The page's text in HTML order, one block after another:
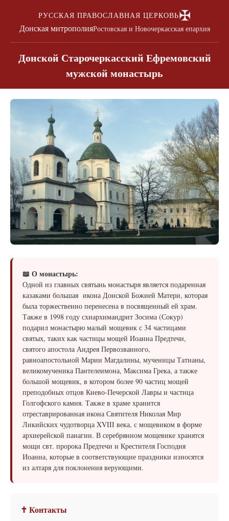
РУССКАЯ ПРАВОСЛАВНАЯ ЦЕРКОВЬ✠
Донская митрополияРостовская и Новочеркасская епархия
Донской Старочеркасский Ефремовский
мужской монастырь
📖 О монастырь:
Одной из главных святынь монастыря является подаренная
казаками большая икона Донской Божией Матери, которая
была торжественно перенесена в посвященный ей храм.
Также в 1998 году схиархимандрит Зосима (Сокур)
подарил монастырю малый мощевик с 34 частицами
святых, таких как частицы мощей Иоанна Предтечи,
святого апостола Андрея Первозванного,
равноапостольной Марии Магдалины, мученицы Татианы,
великомученика Пантелеимона, Максима Грека, а также
большой мощевик, в котором более 90 частиц мощей
преподобных отцов Киево-Печерской Лавры и частица
Голгофского камня. Также в храме хранится
отреставрированная икона Святителя Николая Мир
Ликийских чудотворца XVIII века, с мощевиком в форме
архиерейской панагии. В серебрянном мощевике хранятся
мощи свт. пророка Предтечи и Крестителя Господня
Иоанна, которые в соответствующие праздники износятся
из алтаря для поклонения верующими.
✝ Контакты